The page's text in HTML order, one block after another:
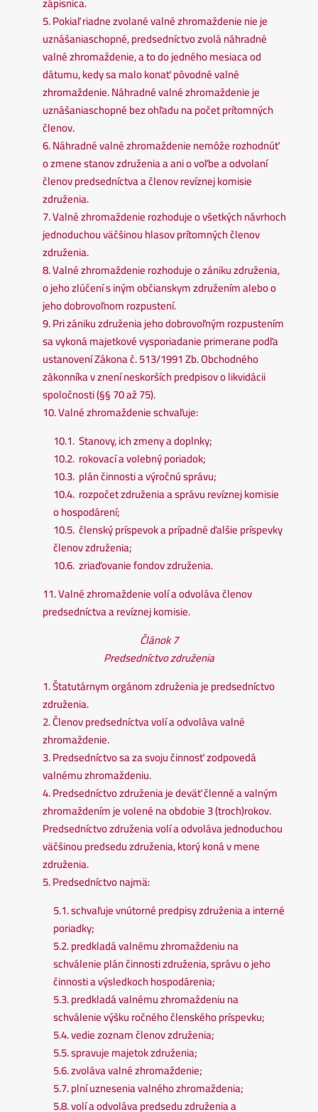
5. Pokiaľ riadne zvolané valné zhromaždenie nie je
uznášaniaschopné, predsedníctvo zvolá náhradné
valné zhromaždenie, a to do jedného mesiaca od
dátumu, kedy sa malo konať pôvodné valné
zhromaždenie. Náhradné valné zhromaždenie je
uznášaniaschopné bez ohľadu na počet prítomných
členov.
6. Náhradné valné zhromaždenie nemôže rozhodnúť
o zmene stanov združenia a ani o voľbe a odvolaní
členov predsedníctva a členov revíznej komisie
združenia.
7. Valné zhromaždenie rozhoduje o všetkých návrhoch
jednoduchou väčšinou hlasov prítomných členov
združenia.
8. Valné zhromaždenie rozhoduje o zániku združenia,
o jeho zlúčení s iným občianskym združením alebo o
jeho dobrovoľnom rozpustení.
9. Pri zániku združenia jeho dobrovoľným rozpustením
sa vykoná majetkové vysporiadanie primerane podľa
ustanovení Zákona č. 513/1991 Zb. Obchodného
zákonníka v znení neskorších predpisov o likvidácii
spoločnosti (§§ 70 až 75).
10. Valné zhromaždenie schvaľuje:
10.1. Stanovy, ich zmeny a doplnky;
10.2. rokovací a volebný poriadok;
10.3. plán činnosti a výročnú správu;
10.4. rozpočet združenia a správu revíznej komisie
o hospodárení;
10.5. členský príspevok a prípadné ďalšie príspevky
členov združenia;
10.6. zriaďovanie fondov združenia.
11. Valné zhromaždenie volí a odvoláva členov
predsedníctva a revíznej komisie.
Článok 7
Predsedníctvo združenia
1. Štatutárnym orgánom združenia je predsedníctvo
združenia.
2. Členov predsedníctva volí a odvoláva valné
zhromaždenie.
3. Predsedníctvo sa za svoju činnosť zodpovedá
valnému zhromaždeniu.
4. Predsedníctvo združenia je deväťčlenné a valným
zhromaždením je volené na obdobie 3 (troch)rokov.
Predsedníctvo združenia volí a odvoláva jednoduchou
väčšinou predsedu združenia, ktorý koná v mene
združenia.
5. Predsedníctvo najmä:
5.1. schvaľuje vnútorné predpisy združenia a interné
poriadky;
5.2. predkladá valnému zhromaždeniu na
schválenie plán činnosti združenia, správu o jeho
činnosti a výsledkoch hospodárenia;
5.3. predkladá valnému zhromaždeniu na
schválenie výšku ročného členského príspevku;
5.4. vedie zoznam členov združenia;
5.5. spravuje majetok združenia;
5.6. zvoláva valné zhromaždenie;
5.7. plní uznesenia valného zhromaždenia;
5.8. volí a odvoláva predsedu združenia a